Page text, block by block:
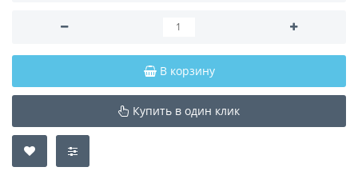
В корзину
Купить в один клик